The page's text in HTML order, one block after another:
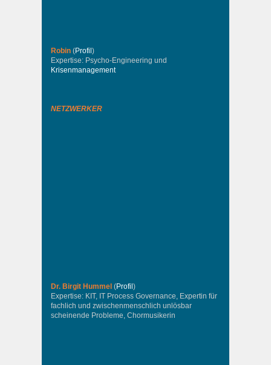
Robin (Profil )
Expertise: Psycho-Engineering und
Krisenmanagement
NETZWERKER
Dr. Birgit Hummel (Profil )
Expertise: KIT, IT Process Governance, Expertin für
fachlich und zwischenmenschlich unlösbar
scheinende Probleme, Chormusikerin